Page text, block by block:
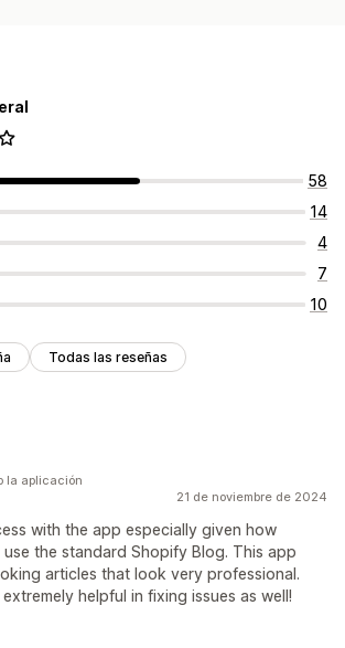
58
14
4
7
10
Todas las reseñas
21 de noviembre de 2024
with the app especially given how
the standard Shopify Blog. This app
articles that look very professional.
helpful in fixing issues as well!
la aplicación